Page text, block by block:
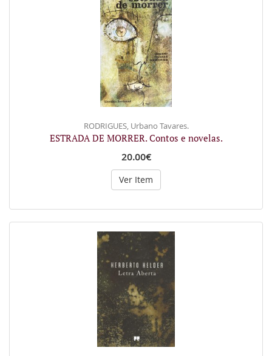
RODRIGUES, Urbano Tavares.
ESTRADA DE MORRER. Contos e novelas.
20.00€
Ver Item